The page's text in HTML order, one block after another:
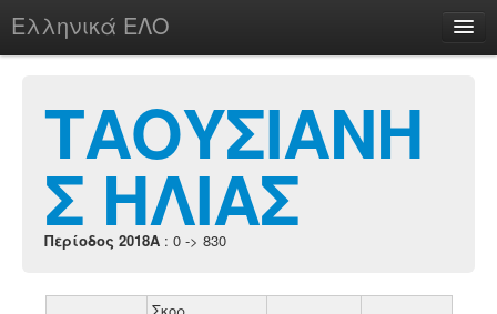
Ελληνικά ΕΛΟ
chesstu.be @ discord
Login
ΤΑΟΥΣΙΑΝΗ
Σ ΗΛΙΑΣ
Περίοδος 2018A : 0 -> 830